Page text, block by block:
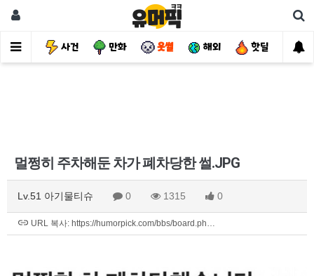
유머 사건 만화 웃썰 해외 핫딜 자
멀쩡히 주차해둔 차가 폐차당한 썰.JPG
Lv.51 아기물티슈 0 1315 0
URL 복사: https://humorpick.com/bbs/board.ph…